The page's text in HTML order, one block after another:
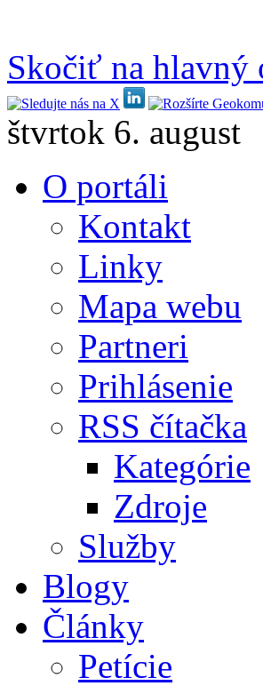
Skočiť na hlavný
štvrtok 6. august
O portáli
Kontakt
Linky
Mapa webu
Partneri
Prihlásenie
RSS čítačka
Kategórie
Zdroje
Služby
Blogy
Články
Petície